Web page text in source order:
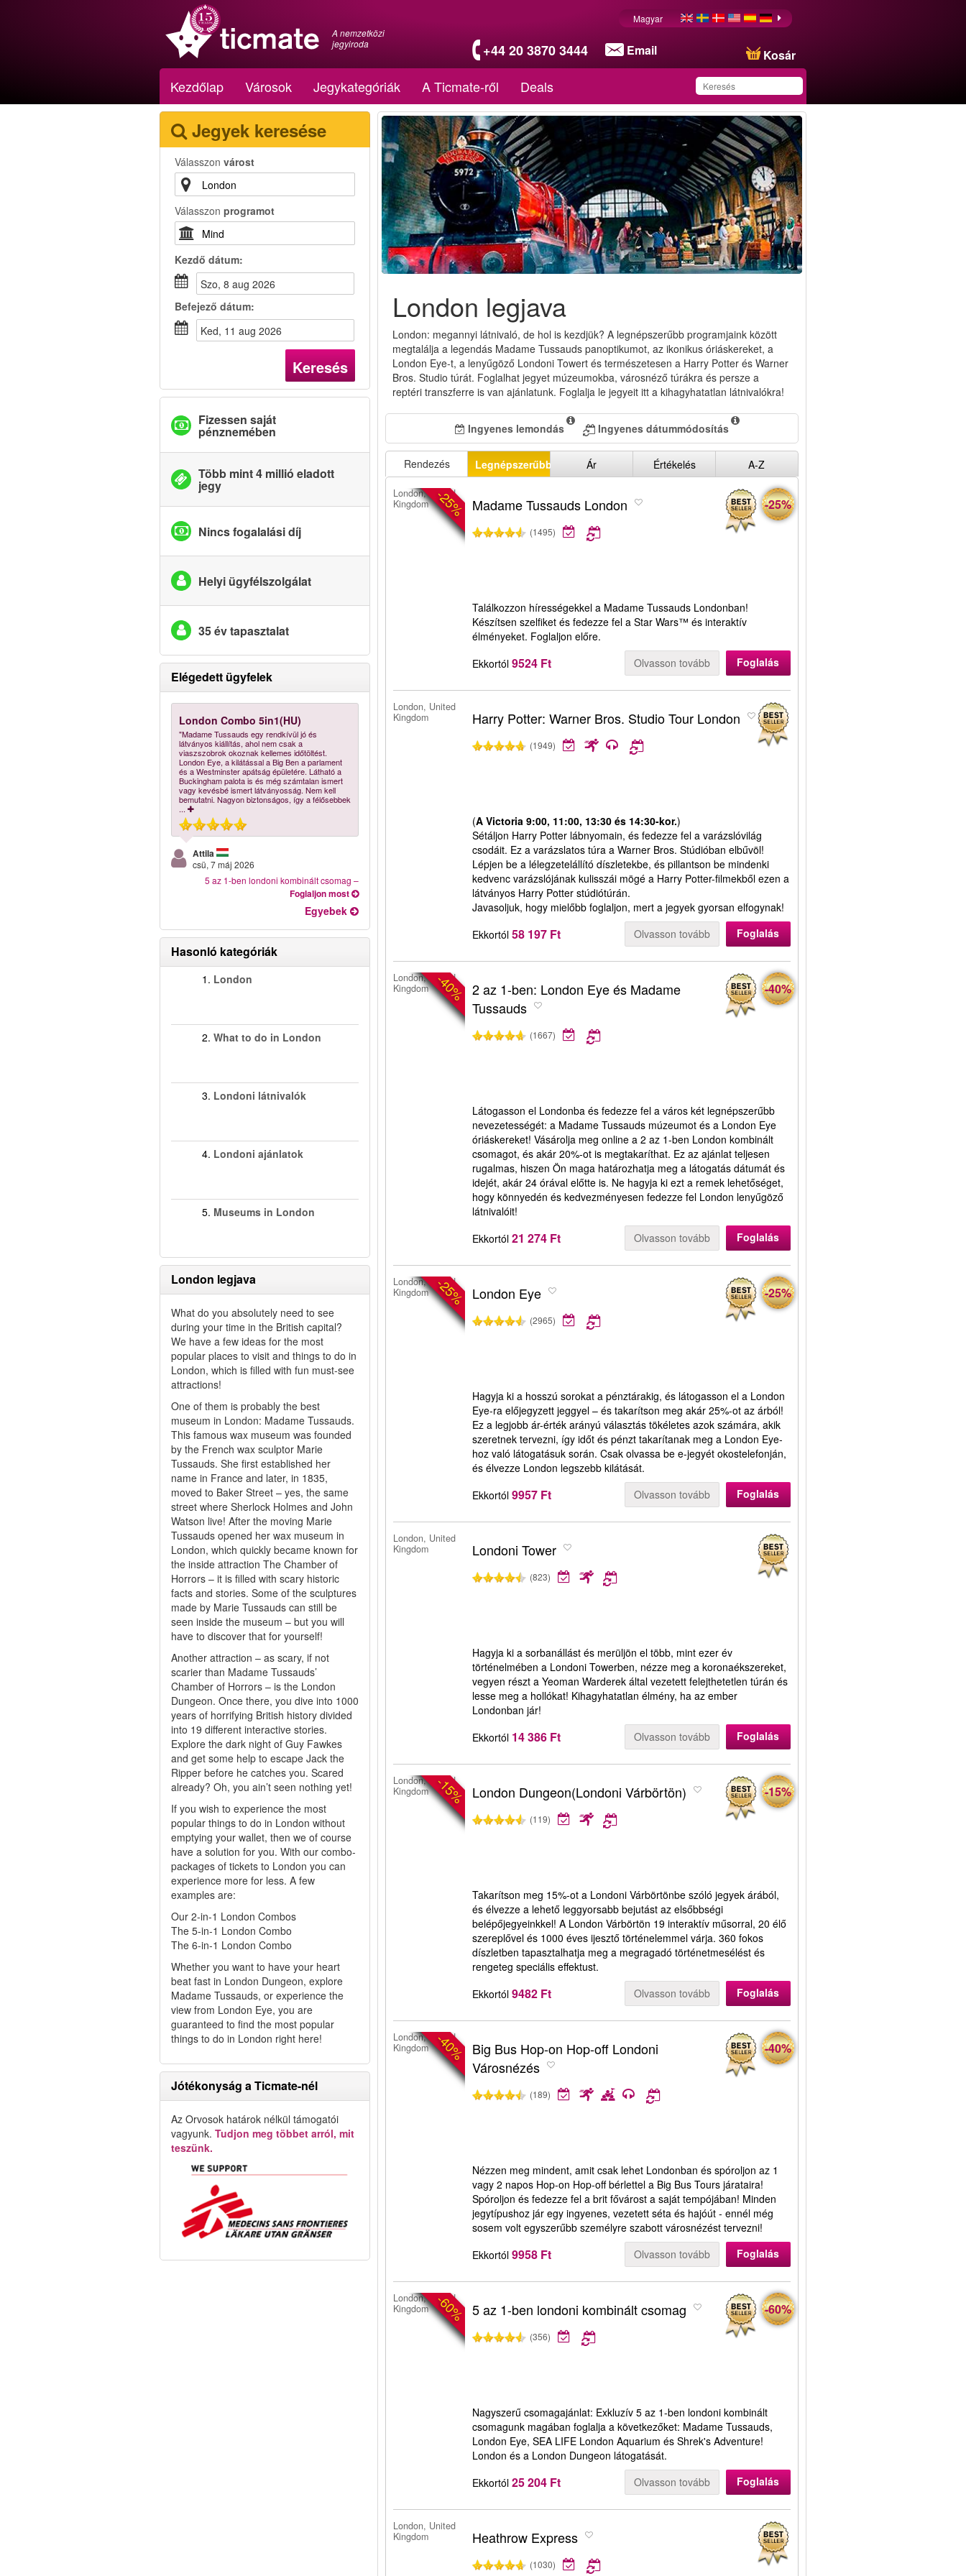
A nemzetközi
jegyiroda
+44 20 3870 3444 Email Kosár
Magyar
Kezdőlap Városok Jegykategóriák A Ticmate-ről Deals
Ezt az ajánlatot
sikeresen mentette a
kedvencei közé!
Jegyek keresése
Válasszon várost
Válasszon programot
Kezdő dátum:
szo, 8 aug 2026
Befejező dátum:
ked, 11 aug 2026
Keresés
Fizessen saját
pénznemében
Több mint 4 millió eladott
jegy
Nincs fogalalási díj
Helyi ügyfélszolgálat
35 év tapasztalat
Elégedett ügyfelek
London Combo 5in1(HU)
"Madame Tussauds egy rendkívül jó és
látványos kiállítás, ahol nem csak a
viaszszobrok okoznak kellemes időtöltést.
London Eye, a kilátással a Big Ben a parlament
és a Westminster apátság épületére. Látható a
Buckingham palota is és még számtalan ismert
vagy kevésbé ismert látványosság. Nem kell
bemutatni. Nagyon biztonságos, így a félősebbek
...
Attila
csü, 7 máj 2026
5 az 1-ben londoni kombinált csomag –
Foglaljon most
Egyebek
Hasonló kategóriák
1. London
2. What to do in London
3. Londoni látnivalók
4. Londoni ajánlatok
5. Museums in London
London legjava
What do you absolutely need to see
during your time in the British capital?
We have a few ideas for the most
popular places to visit and things to do in
London, which is filled with fun must-see
attractions!
One of them is probably the best
museum in London: Madame Tussauds.
This famous wax museum was founded
by the French wax sculptor Marie
Tussauds. She first established her
name in France and later, in 1835,
moved to Baker Street – yes, the same
street where Sherlock Holmes and John
Watson live! After the moving Marie
Tussauds opened her wax museum in
London, which quickly became known for
the inside attraction The Chamber of
Horrors – it is filled with scary historic
facts and stories. Some of the sculptures
made by Marie Tussauds can still be
seen inside the museum – but you will
have to discover that for yourself!
Another attraction – as scary, if not
scarier than Madame Tussauds’
Chamber of Horrors – is the London
Dungeon. Once there, you dive into 1000
years of horrifying British history divided
into 19 different interactive stories.
Explore the dark night of Guy Fawkes
and get some help to escape Jack the
Ripper before he catches you. Scared
already? Oh, you ain’t seen nothing yet!
If you wish to experience the most
popular things to do in London without
emptying your wallet, then we of course
have a solution for you. With our combo-
packages of tickets to London you can
experience more for less. A few
examples are:
Our 2-in-1 London Combos
The 5-in-1 London Combo
The 6-in-1 London Combo
Whether you want to have your heart
beat fast in London Dungeon, explore
Madame Tussauds, or experience the
view from London Eye, you are
guaranteed to find the most popular
things to do in London right here!
Jótékonyság a Ticmate-nél
Az Orvosok határok nélkül támogatói
vagyunk. Tudjon meg többet arról, mit
teszünk.
London legjava
London: megannyi látnivaló, de hol is kezdjük? A legnépszerűbb programjaink között
megtalálja a legendás Madame Tussauds panoptikumot, az ikonikus óriáskereket, a
London Eye-t, a lenyűgöző Londoni Towert és természetesen a Harry Potter és Warner
Bros. Studio túrát. Foglalhat jegyet múzeumokba, városnéző túrákra és persze a
reptéri transzferre is van ajánlatunk. Foglalja le jegyeit itt a kihagyhatatlan látnivalókra!
Ingyenes lemondás Ingyenes dátummódosítás
Rendezés Legnépszerűbbek Ár Értékelés A-Z
-25%
London, United
Kingdom
Madame Tussauds London
(1495)
-25%
Találkozzon hírességekkel a Madame Tussauds Londonban!
Készítsen szelfiket és fedezze fel a Star Wars™ és interaktív
élményeket. Foglaljon előre.
Ekkortól 9524 Ft Olvasson tovább Foglalás
London, United
Kingdom
Harry Potter: Warner Bros. Studio Tour London
(1949)
(A Victoria 9:00, 11:00, 13:30 és 14:30-kor.)
Sétáljon Harry Potter lábnyomain, és fedezze fel a varázslóvilág
csodáit. Ez a varázslatos túra a Warner Bros. Stúdióban elbűvöl!
Lépjen be a lélegzetelállító díszletekbe, és pillantson be mindenki
kedvenc varázslójának kulisszái mögé a Harry Potter-filmekből ezen a
látványos Harry Potter stúdiótúrán.
Javasoljuk, hogy mielőbb foglaljon, mert a jegyek gyorsan elfogynak!
Ekkortól 58 197 Ft Olvasson tovább Foglalás
-40%
London, United
Kingdom
2 az 1-ben: London Eye és Madame
Tussauds
(1667)
-40%
Látogasson el Londonba és fedezze fel a város két legnépszerűbb
nevezetességét: a Madame Tussauds múzeumot és a London Eye
óriáskereket! Vásárolja meg online a 2 az 1-ben London kombinált
csomagot, és akár 20%-ot is megtakaríthat. Ez az ajánlat teljesen
rugalmas, hiszen Ön maga határozhatja meg a látogatás dátumát és
idejét, akár 24 órával előtte is. Ne hagyja ki ezt a remek lehetőséget,
hogy könnyedén és kedvezményesen fedezze fel London lenyűgöző
látnivalóit!
Ekkortól 21 274 Ft Olvasson tovább Foglalás
-25%
London, United
Kingdom
London Eye
(2965)
-25%
Hagyja ki a hosszú sorokat a pénztárakig, és látogasson el a London
Eye-ra előjegyzett jeggyel – és takarítson meg akár 25%-ot az árból!
Ez a legjobb ár-érték arányú választás tökéletes azok számára, akik
szeretnek tervezni, így időt és pénzt takarítanak meg a London Eye-
hoz való látogatásuk során. Csak olvassa be e-jegyét okostelefonján,
és élvezze London legszebb kilátását.
Ekkortól 9957 Ft Olvasson tovább Foglalás
London, United
Kingdom
Londoni Tower
(823)
Hagyja ki a sorbanállást és merüljön el több, mint ezer év
történelmében a Londoni Towerben, nézze meg a koronaékszereket,
vegyen részt a Yeoman Warderek által vezetett felejthetetlen túrán és
lesse meg a hollókat! Kihagyhatatlan élmény, ha az ember
Londonban jár!
Ekkortól 14 386 Ft Olvasson tovább Foglalás
-15%
London, United
Kingdom
London Dungeon(Londoni Várbörtön)
(119)
-15%
Takarítson meg 15%-ot a Londoni Várbörtönbe szóló jegyek árából,
és élvezze a lehető leggyorsabb bejutást az elsőbbségi
belépőjegyeinkkel! A London Várbörtön 19 interaktív műsorral, 20 élő
szereplővel és 1000 éves ijesztő történelemmel várja. 360 fokos
díszletben tapasztalhatja meg a megragadó történetmesélést és
rengeteg speciális effektust.
Ekkortól 9482 Ft Olvasson tovább Foglalás
-40%
London, United
Kingdom
Big Bus Hop-on Hop-off Londoni
Városnézés
(189)
-40%
Nézzen meg mindent, amit csak lehet Londonban és spóroljon az 1
vagy 2 napos Hop-on Hop-off bérlettel a Big Bus Tours járataira!
Spóroljon és fedezze fel a brit fővárost a saját tempójában! Minden
jegytípushoz jár egy ingyenes, vezetett séta és hajóút - ennél még
sosem volt egyszerűbb személyre szabott városnézést tervezni!
Ekkortól 9958 Ft Olvasson tovább Foglalás
-60%
London, United
Kingdom
5 az 1-ben londoni kombinált csomag
(356)
-60%
Nagyszerű csomagajánlat: Exkluzív 5 az 1-ben londoni kombinált
csomagunk magában foglalja a következőket: Madame Tussauds,
London Eye, SEA LIFE London Aquarium és Shrek's Adventure!
London és a London Dungeon látogatását.
Ekkortól 25 204 Ft Olvasson tovább Foglalás
London, United
Kingdom
Heathrow Express
(1030)